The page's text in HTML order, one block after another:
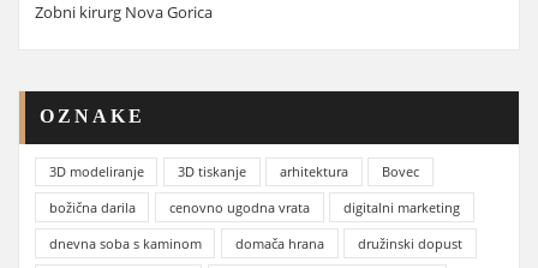
Zobni kirurg Nova Gorica
OZNAKE
3D modeliranje 3D tiskanje arhitektura
Bovec
božična darila
cenovno ugodna vrata
digitalni marketing
dnevna soba s kaminom
domača hrana
družinski dopust